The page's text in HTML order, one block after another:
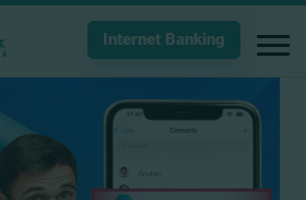
Internet Banking